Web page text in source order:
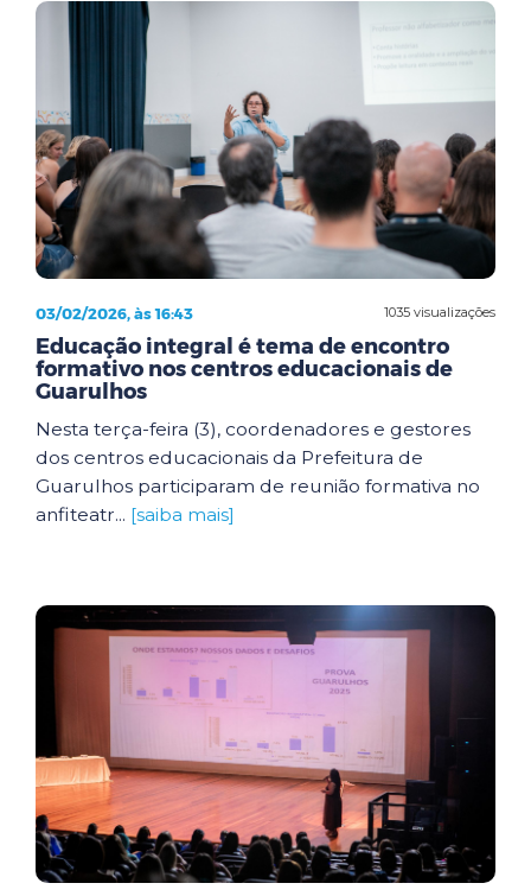
1035 visualizações
03/02/2026, às 16:43
Educação integral é tema de encontro
formativo nos centros educacionais de
Guarulhos
Nesta terça-feira (3), coordenadores e gestores
dos centros educacionais da Prefeitura de
Guarulhos participaram de reunião formativa no
anfiteatr... [saiba mais]